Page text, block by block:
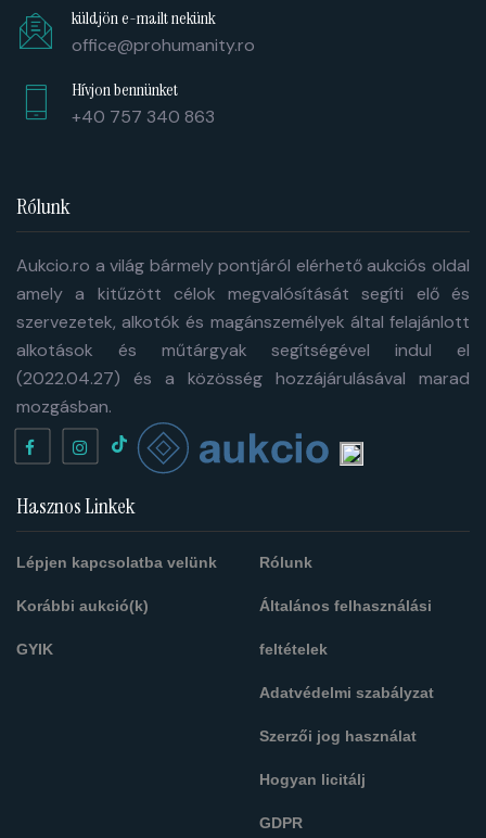
küldjön e-mailt nekünk
office@prohumanity.ro
Hívjon bennünket
+40 757 340 863
Rólunk
Aukcio.ro a világ bármely pontjáról elérhető aukciós oldal
amely a kitűzött célok megvalósítását segíti elő és
szervezetek, alkotók és magánszemélyek által felajánlott
alkotások és műtárgyak segítségével indul el
(2022.04.27) és a közösség hozzájárulásával marad
mozgásban.
Hasznos Linkek
Lépjen kapcsolatba velünk
Korábbi aukció(k)
GYIK
Rólunk
Általános felhasználási
feltételek
Adatvédelmi szabályzat
Szerzői jog használat
Hogyan licitálj
GDPR